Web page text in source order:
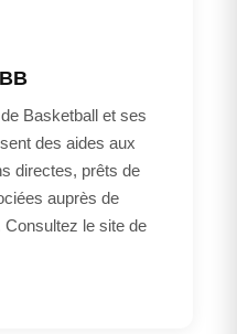
Basketball et ses
des aides aux
directes, prêts de
auprès de
le site de